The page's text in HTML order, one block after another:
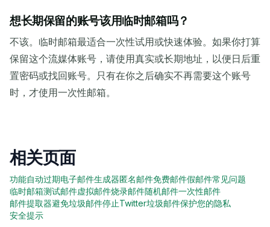
想长期保留的账号该用临时邮箱吗？
不该。临时邮箱最适合一次性试用或快速体验。如果你打算
保留这个流媒体账号，请使用真实或长期地址，以便日后重
置密码或找回账号。只有在你之后确实不再需要这个账号
时，才使用一次性邮箱。
相关页面
功能自动过期电子邮件生成器匿名邮件免费邮件假邮件常见问题
临时邮箱测试邮件虚拟邮件烧录邮件随机邮件一次性邮件
邮件提取器避免垃圾邮件停止Twitter垃圾邮件保护您的隐私
安全提示